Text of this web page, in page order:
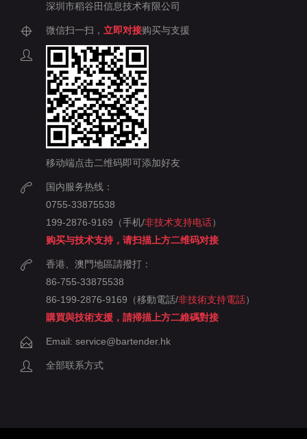
深圳市稻谷田信息技术有限公司
微信扫一扫， 立即对接购买与支援
移动端点击二维码即可添加好友
国内服务热线：
0755-33875538
199-2876-9169（手机/非技术支持电话）
购买与技术支持，请扫描上方二维码对接
香港、澳門地區請撥打：
86-755-33875538
86-199-2876-9169（移動電話/非技術支持電話）
購買與技術支援，請掃描上方二維碼對接
Email: service@bartender.hk
全部联系方式